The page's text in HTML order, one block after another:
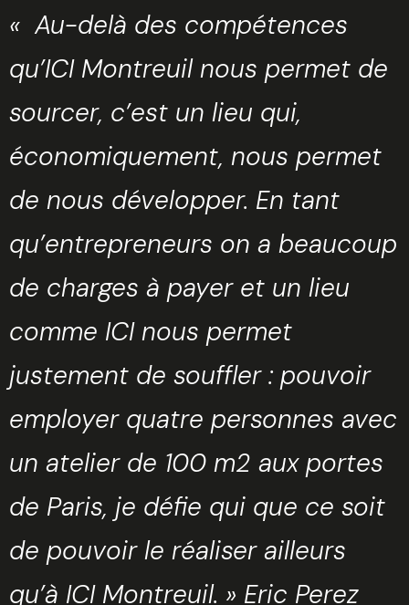
« Au-delà des compétences
qu’ICI Montreuil nous permet de
sourcer, c’est un lieu qui,
économiquement, nous permet
de nous développer. En tant
qu’entrepreneurs on a beaucoup
de charges à payer et un lieu
comme ICI nous permet
justement de souffler : pouvoir
employer quatre personnes avec
un atelier de 100 m2 aux portes
de Paris, je défie qui que ce soit
de pouvoir le réaliser ailleurs
qu’à ICI Montreuil. » Eric Perez
Sélectionnez une manufacture
Sélectionnez une durée
Valider